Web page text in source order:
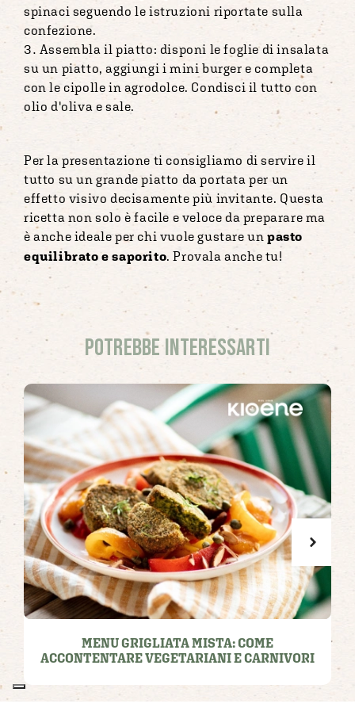
spinaci seguendo le istruzioni riportate sulla
confezione.
Assembla il piatto: disponi le foglie di insalata
su un piatto, aggiungi i mini burger e completa
con le cipolle in agrodolce. Condisci il tutto con
olio d'oliva e sale.
Per la presentazione ti consigliamo di servire il
tutto su un grande piatto da portata per un
effetto visivo decisamente più invitante. Questa
ricetta non solo è facile e veloce da preparare ma
è anche ideale per chi vuole gustare unpasto
equilibrato e saporito. Provala anche tu!
Potrebbe interessarti
MENU GRIGLIATA MISTA: COME
ACCONTENTARE VEGETARIANI E CARNIVORI